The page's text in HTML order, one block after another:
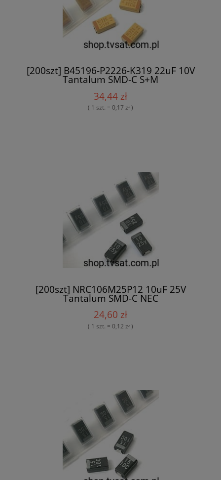
[200szt] B45196-P2226-K319 22uF 10V
Tantalum SMD-C S+M
34,44 zł
( 1 szt. = 0,17 zł )
[200szt] NRC106M25P12 10uF 25V
Tantalum SMD-C NEC
24,60 zł
( 1 szt. = 0,12 zł )